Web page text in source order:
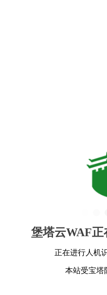
堡塔云WAF正
正在进行人机
本站受宝塔